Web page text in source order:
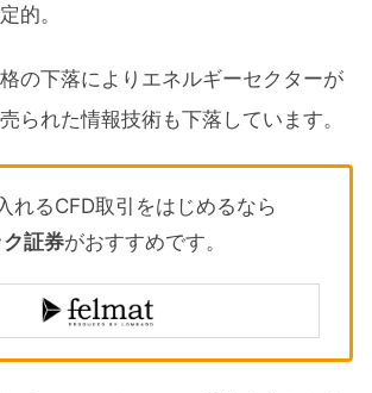
的。
の下落によりエネルギーセクターが
られた情報技術も下落しています。
れるCFD取引をはじめるなら
証券がおすすめです。